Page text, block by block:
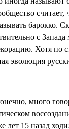
считает,
барокко.
с Запада
Хотя по
эволюция
много
лет 15 назад